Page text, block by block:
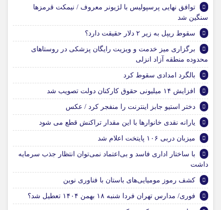
توافق نهایی پرسپولیس با لژیونر معروف / نیمکت قرمز‌ها
سنگین شد
سقوط ریپل به زیر ۲ دلار حقیقت دارد؟
برگزاری میز خدمت و ویزیت رایگان پزشکی در روستاهای
محدوده منطقه آزاد انزلی
بالگرد امدادی سقوط کرد
افزایش ۱۴ میلیونی حقوق کارکنان دولت تصویب شد
دختر استیو جابز اینترنت را منفجر کرد / عکس
یارانه نقدی خانوارها با این مقدار تراکنش قطع می شود
میزبان دربی ۱۰۶ پایتخت اعلام شد
با ساختار اداری فاسد و بی‌اعتماد نمی‌توان انتظار جذب سرمایه
داشت
کشف رموز مومیایی‌های باستان با فناوری نوین
فوری/ مدارس تهران فردا شنبه ۱۸ بهمن ۱۴۰۴ تعطیل شد؟